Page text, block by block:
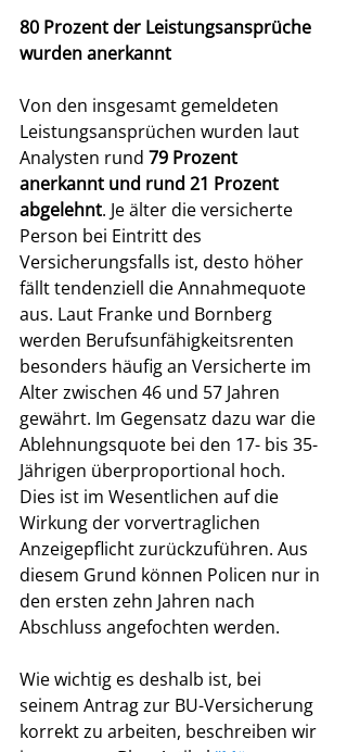
80 Prozent der Leistungsansprüche
wurden anerkannt
Von den insgesamt gemeldeten
Leistungsansprüchen wurden laut
Analysten rund 79 Prozent
anerkannt und rund 21 Prozent
abgelehnt. Je älter die versicherte
Person bei Eintritt des
Versicherungsfalls ist, desto höher
fällt tendenziell die Annahmequote
aus. Laut Franke und Bornberg
werden Berufsunfähigkeitsrenten
besonders häufig an Versicherte im
Alter zwischen 46 und 57 Jahren
gewährt. Im Gegensatz dazu war die
Ablehnungsquote bei den 17- bis 35-
Jährigen überproportional hoch.
Dies ist im Wesentlichen auf die
Wirkung der vorvertraglichen
Anzeigepflicht zurückzuführen. Aus
diesem Grund können Policen nur in
den ersten zehn Jahren nach
Abschluss angefochten werden.
Wie wichtig es deshalb ist, bei
seinem Antrag zur BU-Versicherung
korrekt zu arbeiten, beschreiben wir